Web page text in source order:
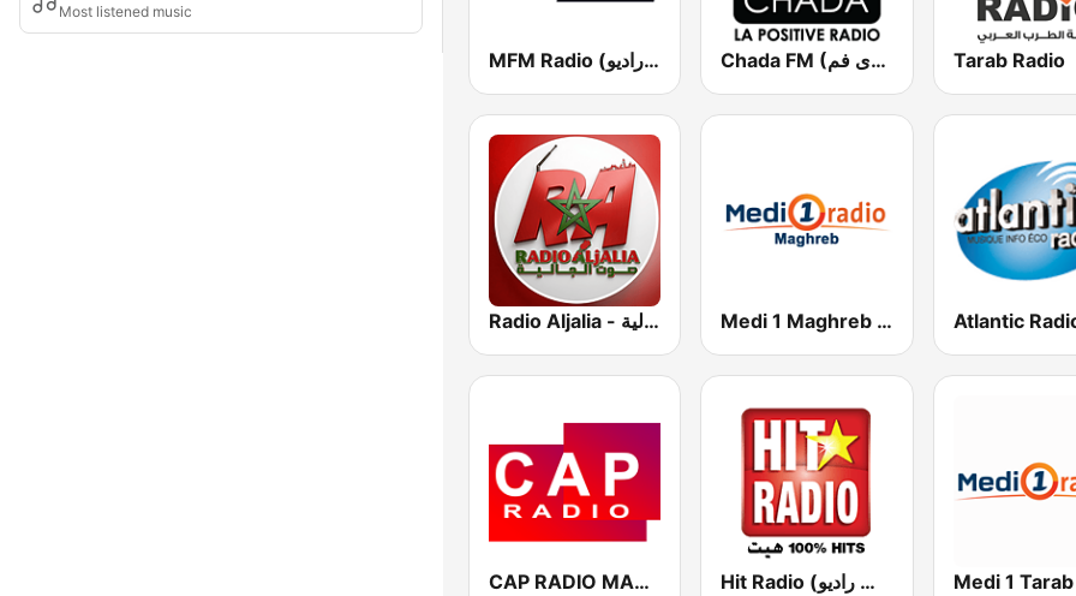
Most listened music
MFM Radio (مفم راديو) Chada FM (شدى فم) Tarab Radio
Radio Aljalia - راديو الجالية Medi 1 Maghreb (ميدى1 مغرب)
CAP RADIO MAROC Hit Radio (هيت راديو)